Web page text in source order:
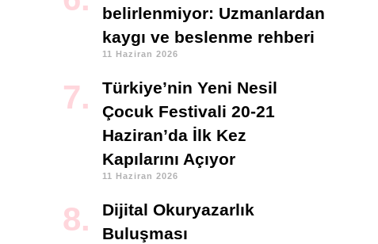
belirlenmiyor: Uzmanlardan
kaygı ve beslenme rehberi
11 Haziran 2026
Türkiye’nin Yeni Nesil
Çocuk Festivali 20-21
Haziran’da İlk Kez
Kapılarını Açıyor
11 Haziran 2026
Dijital Okuryazarlık
Buluşması